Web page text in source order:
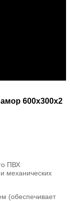
600х300х2
ПВХ
механических
(обеспечивает